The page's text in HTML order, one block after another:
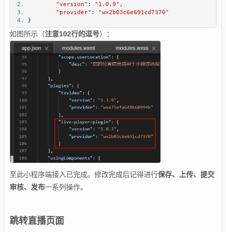
"version" : "1.0.9" ,
"provider" :
"wx2b03c6e691cd7370"
}
如图所示（注意102行的逗号）：
至此小程序端接入已完成。修改完成后记得进行保存、上传、提交
审核、发布一系列操作。
跳转直播页面